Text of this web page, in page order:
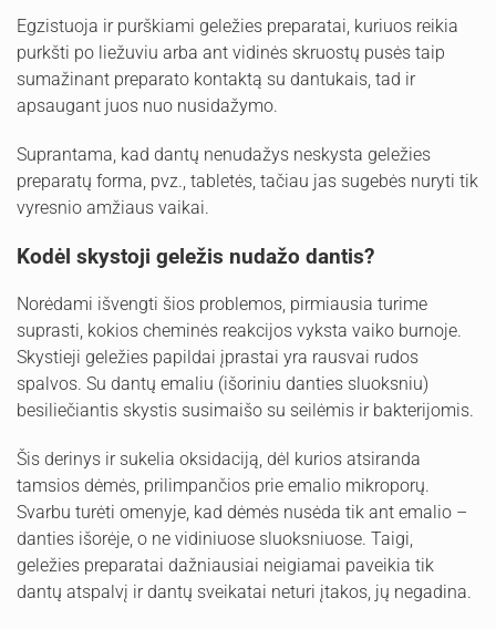
Egzistuoja ir purškiami geležies preparatai, kuriuos reikia
purkšti po liežuviu arba ant vidinės skruostų pusės taip
sumažinant preparato kontaktą su dantukais, tad ir
apsaugant juos nuo nusidažymo.
Suprantama, kad dantų nenudažys neskysta geležies
preparatų forma, pvz., tabletės, tačiau jas sugebės nuryti tik
vyresnio amžiaus vaikai.
Kodėl skystoji geležis nudažo dantis?
Norėdami išvengti šios problemos, pirmiausia turime
suprasti, kokios cheminės reakcijos vyksta vaiko burnoje.
Skystieji geležies papildai įprastai yra rausvai rudos
spalvos. Su dantų emaliu (išoriniu danties sluoksniu)
besiliečiantis skystis susimaišo su seilėmis ir bakterijomis.
Šis derinys ir sukelia oksidaciją, dėl kurios atsiranda
tamsios dėmės, prilimpančios prie emalio mikroporų.
Svarbu turėti omenyje, kad dėmės nusėda tik ant emalio –
danties išorėje, o ne vidiniuose sluoksniuose. Taigi,
geležies preparatai dažniausiai neigiamai paveikia tik
dantų atspalvį ir dantų sveikatai neturi įtakos, jų negadina.